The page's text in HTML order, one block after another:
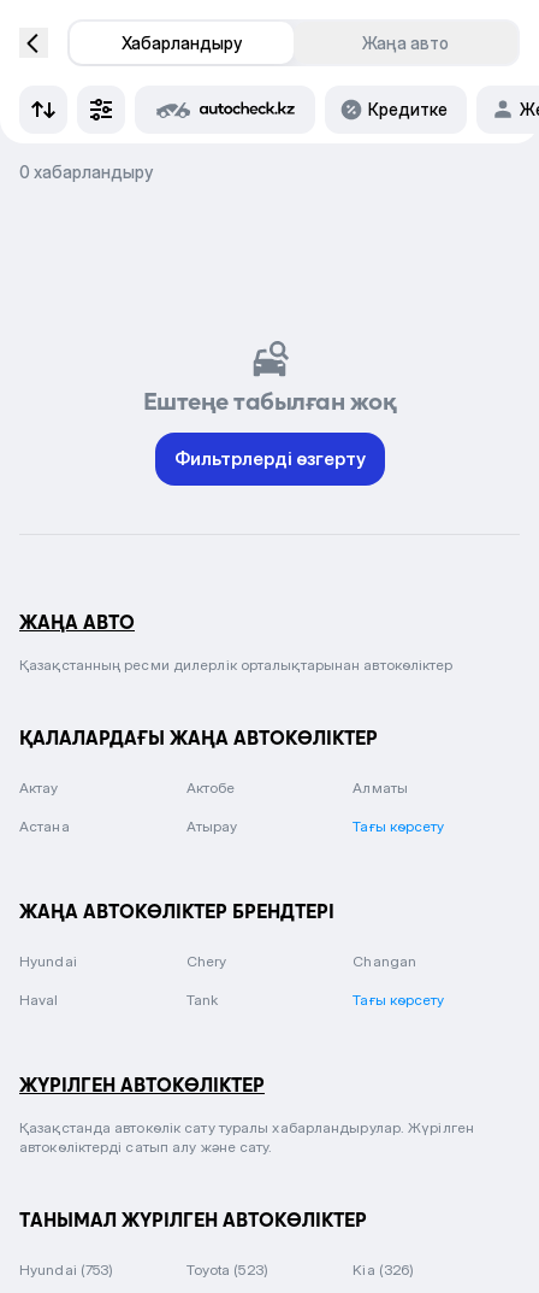
Хабарландыру Жаңа авто
Кредитке
0 хабарландыру
Ештеңе табылған жоқ
Фильтрлерді өзгерту
ЖАҢА АВТО
Қазақстанның ресми дилерлік орталықтарынан автокөліктер
ҚАЛАЛАРДАҒЫ ЖАҢА АВТОКӨЛІКТЕР
Актау Актобе Алматы
Астана Атырау Тағы көрсету
ЖАҢА АВТОКӨЛІКТЕР БРЕНДТЕРІ
Hyundai Chery Changan
Haval Tank Тағы көрсету
ЖҮРІЛГЕН АВТОКӨЛІКТЕР
Қазақстанда автокөлік сату туралы хабарландырулар. Жүрілген
автокөліктерді сатып алу және сату.
ТАНЫМАЛ ЖҮРІЛГЕН АВТОКӨЛІКТЕР
Hyundai (753) Toyota (523) Kia (326)